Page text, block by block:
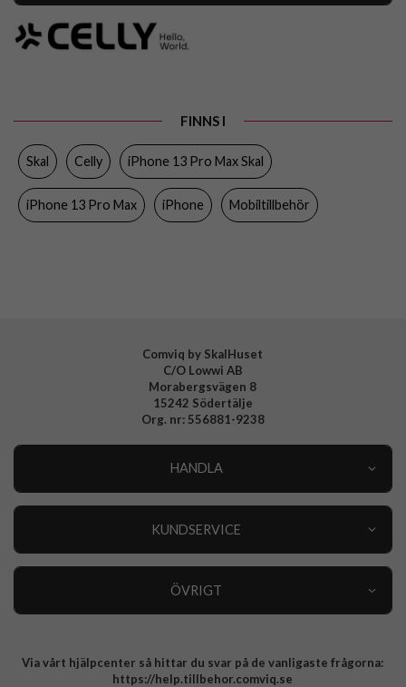
Artikelnummer
Passar till
Trådlös laddning-kompatibel
Färg
Material
Varumärke
FINNS I
Skal Celly iPhone 13 Pro Max Skal
iPhone 13 Pro Max iPhone Mobiltillbehör
Comviq by SkalHuset
C/O Lowwi AB
Morabergsvägen 8
15242 Södertälje
Org. nr: 556881-9238
HANDLA
KUNDSERVICE
ÖVRIGT
Integritetspolicy
Via vårt hjälpcenter så hittar du svar på de vanligaste frågorna:
https://help.tillbehor.comviq.se